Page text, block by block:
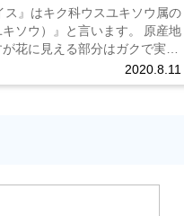
2020.8.11
ス』はキク科ウスユキソウ属の
ソウ）』と言います。 原産地
花に見える部分はガクで実際
ものは7月～9月、栽培のもの